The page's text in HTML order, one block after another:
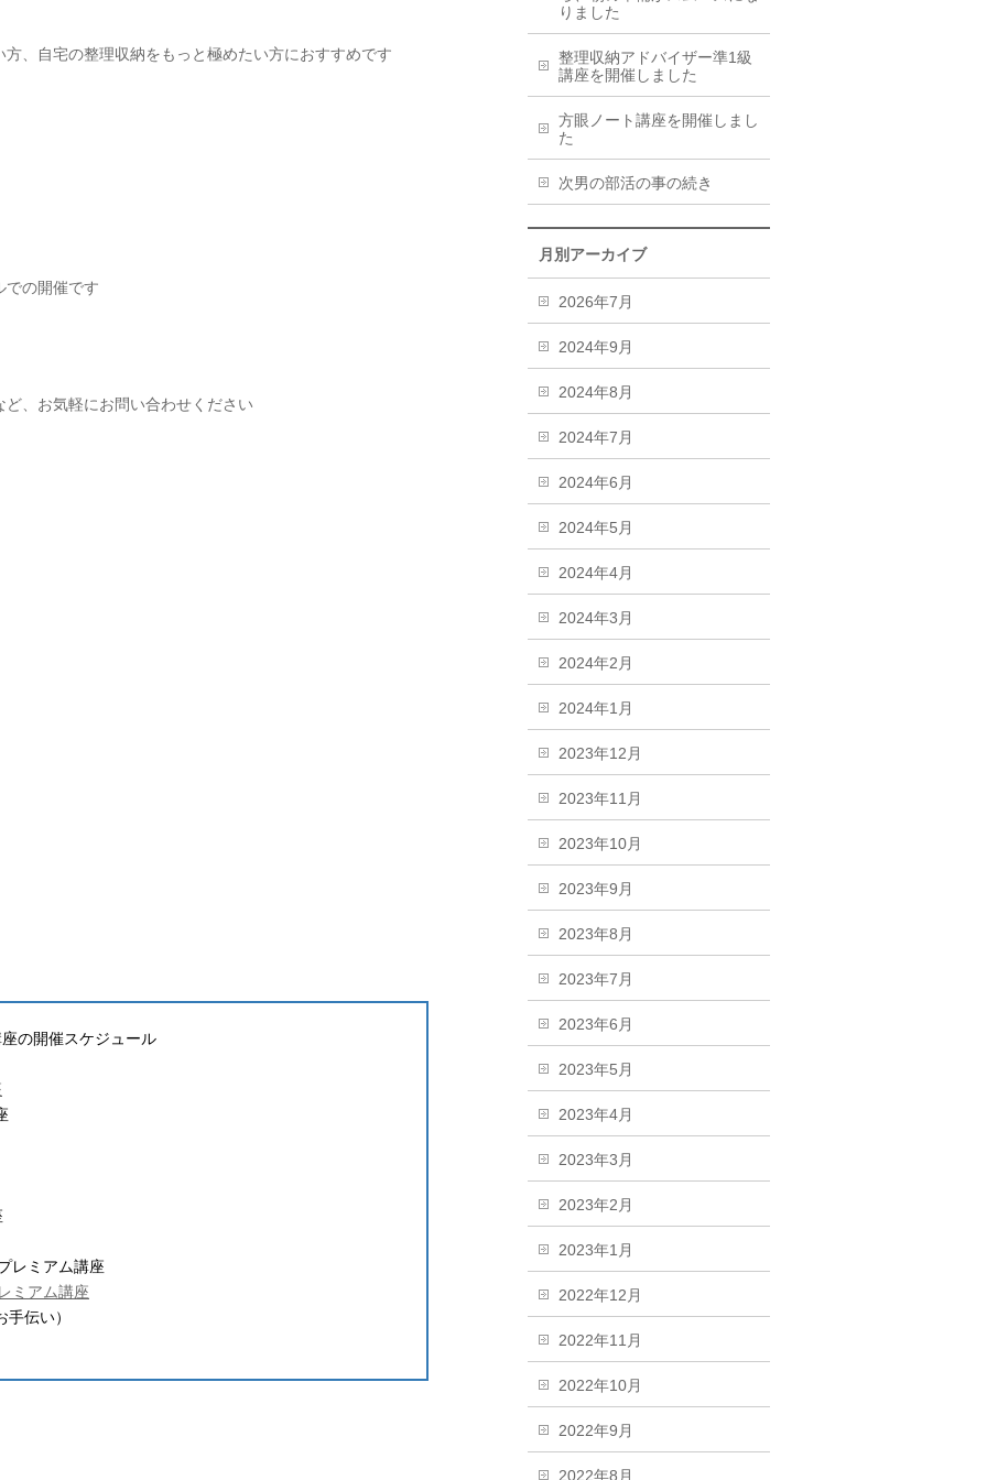
、自宅の整理収納をもっと極めたい方におすすめです
での開催です
、お気軽にお問い合わせください
の開催スケジュール
レミアム講座
ミアム講座
伝い）
りました
整理収納アドバイザー準1級
講座を開催しました
方眼ノート講座を開催しまし
た
次男の部活の事の続き
月別アーカイブ
2026年7月
2024年9月
2024年8月
2024年7月
2024年6月
2024年5月
2024年4月
2024年3月
2024年2月
2024年1月
2023年12月
2023年11月
2023年10月
2023年9月
2023年8月
2023年7月
2023年6月
2023年5月
2023年4月
2023年3月
2023年2月
2023年1月
2022年12月
2022年11月
2022年10月
2022年9月
2022年8月